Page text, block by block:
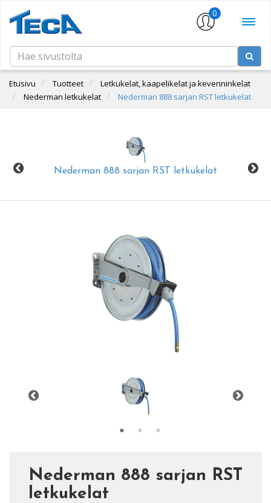
0
Etusivu Tuotteet
Letkukelat, kaapelikelat ja kevenninkelat
Nederman letkukelat
Nederman 888 sarjan RST letkukelat
Nederman 888 sarjan RST letkukelat
Nederman 888 sarjan RST
letkukelat